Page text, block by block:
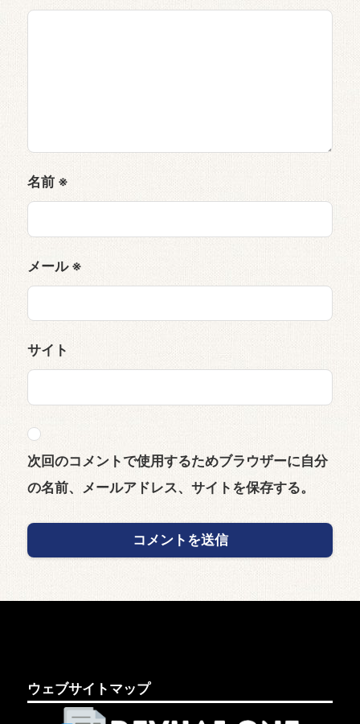
名前 ※
メール※
サイト
次回のコメントで使用するためブラウザーに自分
の名前、メールアドレス、サイトを保存する。
ウェブサイトマップ